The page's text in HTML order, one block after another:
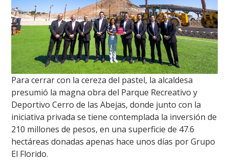
Para cerrar con la cereza del pastel, la alcaldesa
presumió la magna obra del Parque Recreativo y
Deportivo Cerro de las Abejas, donde junto con la
iniciativa privada se tiene contemplada la inversión de
210 millones de pesos, en una superficie de 47.6
hectáreas donadas apenas hace unos días por Grupo
El Florido.